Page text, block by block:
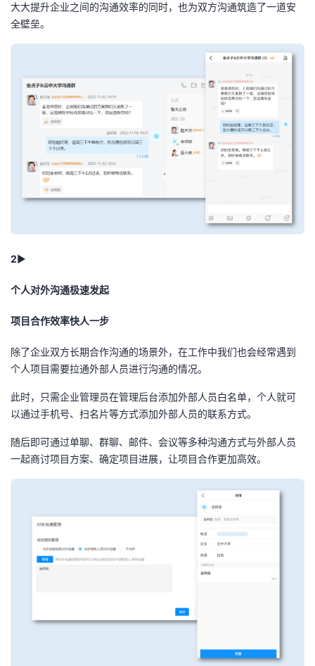
动
关
的
发
课
程
的
认
证
我
的
实
验
我
的
收
我
Programs
的
术
支
持
云
声
建
议
大大提升企业之间的沟通效率的同时，也为双方沟通筑造了一道安
全壁垒。
2►
个人对外沟通极速发起
项目合作效率快人一步
除了企业双方长期合作沟通的场景外，在工作中我们也会经常遇到
个人项目需要拉通外部人员进行沟通的情况。
此时，只需企业管理员在管理后台添加外部人员白名单，个人就可
以通过手机号、扫名片等方式添加外部人员的联系方式。
随后即可通过单聊、群聊、邮件、会议等多种沟通方式与外部人员
一起商讨项目方案、确定项目进展，让项目合作更加高效。